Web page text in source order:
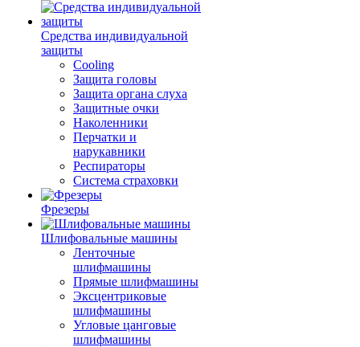
Средства индивидуальной
защиты
Cooling
Защита головы
Защита органа слуха
Защитные очки
Наколенники
Перчатки и
нарукавники
Респираторы
Система страховки
Фрезеры
Шлифовальные машины
Ленточные
шлифмашины
Прямые шлифмашины
Эксцентриковые
шлифмашины
Угловые цанговые
шлифмашины